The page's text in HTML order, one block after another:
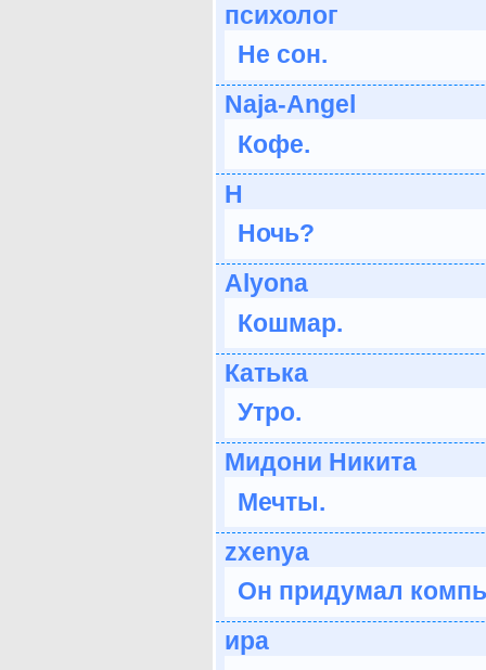
психолог
Не сон.
Naja-Angel
Кофе.
H
Ночь?
Аlyonа
Кошмар.
Катька
Утро.
Мидони Никита
Мечты.
zxenya
Он придумал
ира